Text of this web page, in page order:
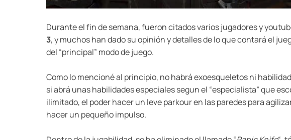
Durante el fin de semana, fueron citados varios jugadores y
3, y muchos han dado su opinión y detalles de lo que contará el
del “principal” modo de juego.
Como lo mencioné al principio, no habrá exoesqueletos ni
si abrá unas habilidades especiales segun el “especialista” que
ilimitado, el poder hacer un leve parkour en las paredes para
hacer un pequeño impulso.